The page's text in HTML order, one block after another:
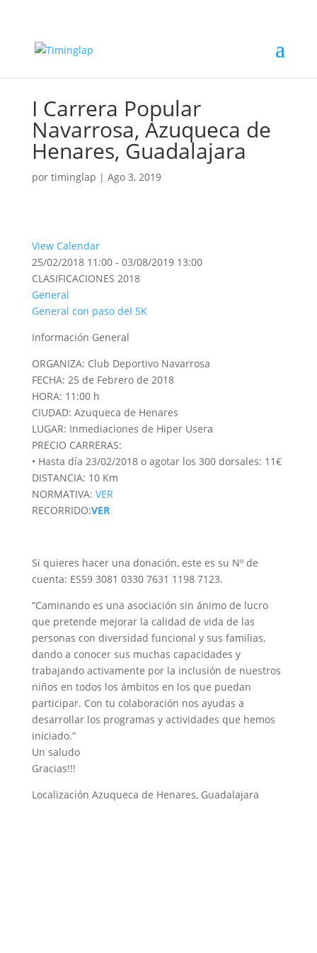
I Carrera Popular
Navarrosa, Azuqueca de
Henares, Guadalajara
por timinglap | Ago 3, 2019
View Calendar
25/02/2018 11:00 - 03/08/2019 13:00
CLASIFICACIONES 2018
General
General con paso del 5K
Información General
ORGANIZA: Club Deportivo Navarrosa
FECHA: 25 de Febrero de 2018
HORA: 11:00 h
CIUDAD: Azuqueca de Henares
LUGAR: Inmediaciones de Hiper Usera
PRECIO CARRERAS:
• Hasta día 23/02/2018 o agotar los 300 dorsales: 11€
DISTANCIA: 10 Km
NORMATIVA: VER
RECORRIDO:VER
Si quieres hacer una donación, este es su Nº de
cuenta: ES59 3081 0330 7631 1198 7123.
“Caminando es una asociación sin ánimo de lucro
que pretende mejorar la calidad de vida de las
personas con diversidad funcional y sus familias,
dando a conocer sus muchas capacidades y
trabajando activamente por la inclusión de nuestros
niños en todos los ámbitos en los que puedan
participar. Con tu colaboración nos ayudas a
desarrollar los programas y actividades que hemos
iniciado.”
Un saludo
Gracias!!!
Localización Azuqueca de Henares, Guadalajara